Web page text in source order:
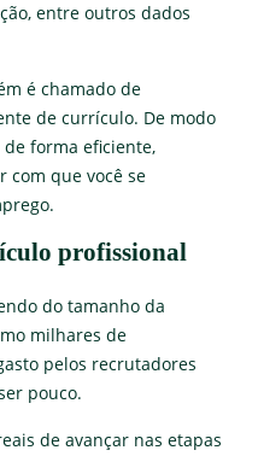
entre outros dados
é chamado de
de currículo. De modo
forma eficiente,
com que você se
profissional
do tamanho da
milhares de
pelos recrutadores
pouco.
de avançar nas etapas